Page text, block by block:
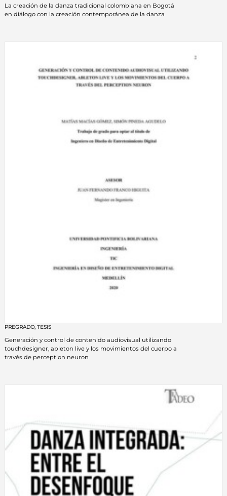
La creación de la danza tradicional colombiana en Bogotá
en diálogo con la creación contemporánea de la danza
PREGRADO, TESIS
Generación y control de contenido audiovisual utilizando
touchdesigner, ableton live y los movimientos del cuerpo a
través de perception neuron